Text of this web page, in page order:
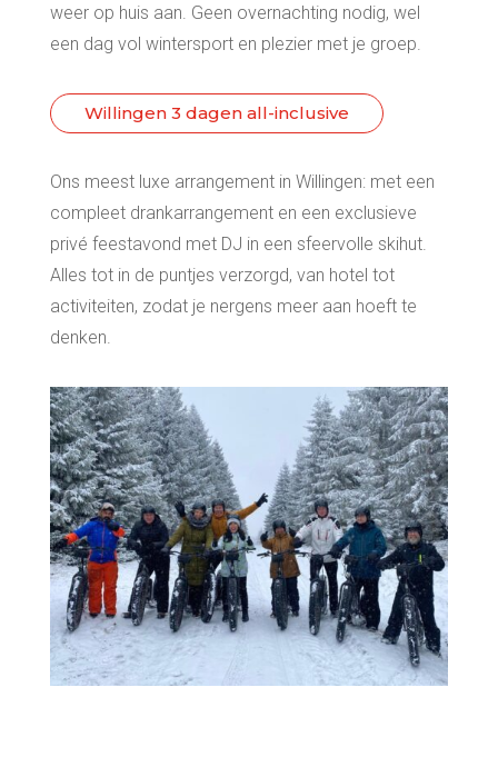
weer op huis aan. Geen overnachting nodig, wel
een dag vol wintersport en plezier met je groep.
Willingen 3 dagen all-inclusive
Ons meest luxe arrangement in Willingen: met een
compleet drankarrangement en een exclusieve
privé feestavond met DJ in een sfeervolle skihut.
Alles tot in de puntjes verzorgd, van hotel tot
activiteiten, zodat je nergens meer aan hoeft te
denken.